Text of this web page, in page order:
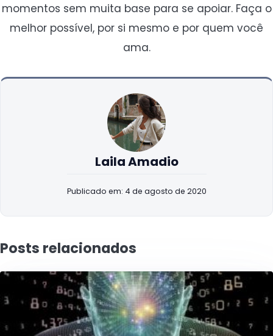
momentos sem muita base para se apoiar. Faça o
melhor possível, por si mesmo e por quem você
ama.
Laila Amadio
Publicado em: 4 de agosto de 2020
Posts relacionados